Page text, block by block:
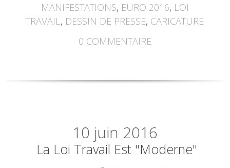
MANIFESTATIONS, EURO 2016, LOI
TRAVAIL , DESSIN DE PRESSE, CARICATURE
0 COMMENTAIRE
10 juin 2016
La Loi Travail Est "moderne"